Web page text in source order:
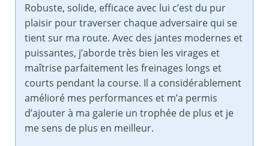
Robuste, solide, efficace avec lui c’est du pur
plaisir pour traverser chaque adversaire qui se
tient sur ma route. Avec des jantes modernes et
puissantes, j’aborde très bien les virages et
maîtrise parfaitement les freinages longs et
courts pendant la course. Il a considérablement
amélioré mes performances et m’a permis
d’ajouter à ma galerie un trophée de plus et je
me sens de plus en meilleur.